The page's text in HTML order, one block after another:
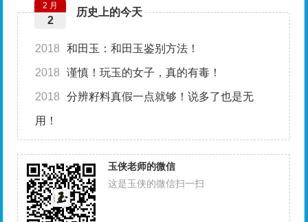
历史上的今天
2 月
2
2018 和田玉：和田玉鉴别方法！
2018 谨慎！玩玉的女子，真的有毒！
2018 分辨籽料真假一点就够！说多了也是无
用！
玉侠老师的微信
这是玉侠的微信扫一扫